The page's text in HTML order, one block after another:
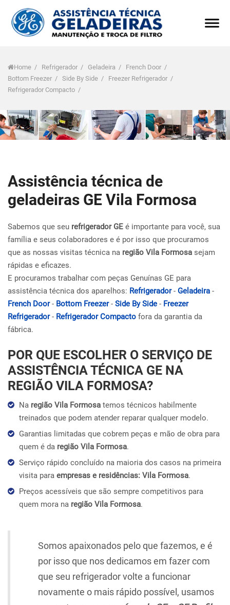
Home / Refrigerador / Geladeira / French Door /
Bottom Freezer / Side By Side / Freezer Refrigerador /
Refrigerador Compacto /
Assistência técnica de
geladeiras GE Vila Formosa
Sabemos que seu refrigerador GE é importante para você, sua
família e seus colaboradores e é por isso que procuramos
que as nossas visitas técnica na região Vila Formosa sejam
rápidas e eficazes.
E procuramos trabalhar com peças Genuínas GE para
assistência técnica dos aparelhos: Refrigerador- Geladeira -
French Door- Bottom Freezer- Side By Side - Freezer
Refrigerador- Refrigerador Compacto fora da garantia da
fábrica.
POR QUE ESCOLHER O SERVIÇO DE
ASSISTÊNCIA TÉCNICA GE NA
REGIÃO VILA FORMOSA?
Na região Vila Formosa temos técnicos habilmente
treinados que podem atender reparar qualquer modelo.
Garantias limitadas que cobrem peças e mão de obra para
quem é da região Vila Formosa.
Serviço rápido concluído na maioria dos casos na primeira
visita para empresas e residências: Vila Formosa.
Preços acessíveis que são sempre competitivos para
quem mora na região Vila Formosa.
Somos apaixonados pelo que fazemos, e é
por isso que nos dedicamos em fazer com
que seu refrigerador volte a funcionar
novamente o mais rápido possível, usamos